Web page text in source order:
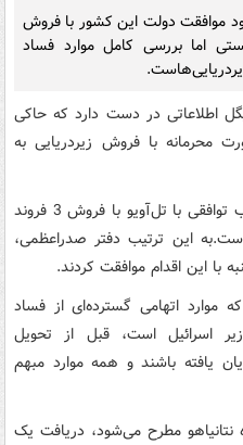
موافقت دولت این کشور با فروش
اما بررسی کامل موارد فساد
اطلاعاتی در دست دارد که حاکی
با فروش زیردریایی به
بنابر این گزارش، دولت آلمان در قالب توافقی با تل‌آویو با فروش 3 فروند
این ترتیب دفتر صدراعظمی،
با این اقدام موافقت کردند.
موارد اتهامی گسترده‌ای از فساد
اسرائیل است، قبل از تحویل
یافته باشند و همه موارد مبهم
نتانیاهو مطرح می‌شود، دریافت یک